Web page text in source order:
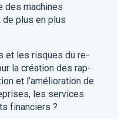
des machines
plus en plus
et les risques du re-
la création des rap-
et l’amélioration de
les services
financiers ?